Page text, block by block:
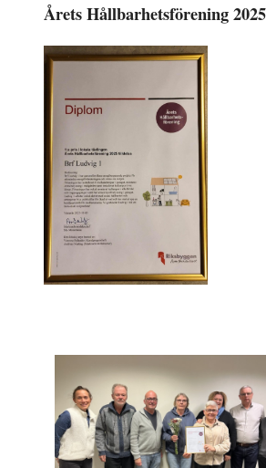
Årets Hållbarhetsförening